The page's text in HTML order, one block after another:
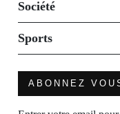
Société
Sports
ABONNEZ